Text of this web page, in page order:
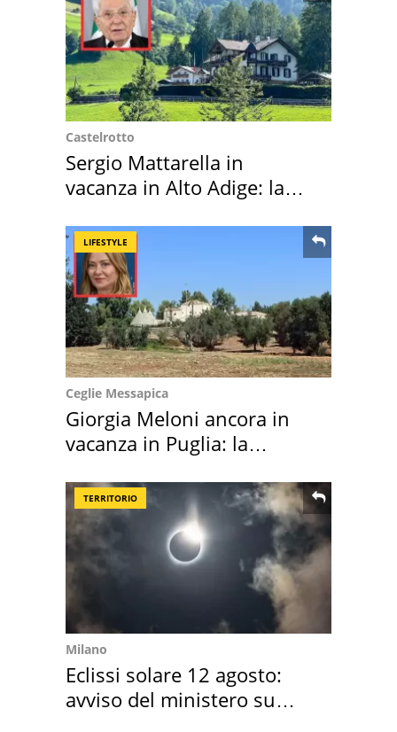
Castelrotto
Sergio Mattarella in
vacanza in Alto Adige: la
LIFESTYLE
Ceglie Messapica
Giorgia Meloni ancora in
vacanza in Puglia: la
TERRITORIO
Milano
Eclissi solare 12 agosto:
avviso del ministero su